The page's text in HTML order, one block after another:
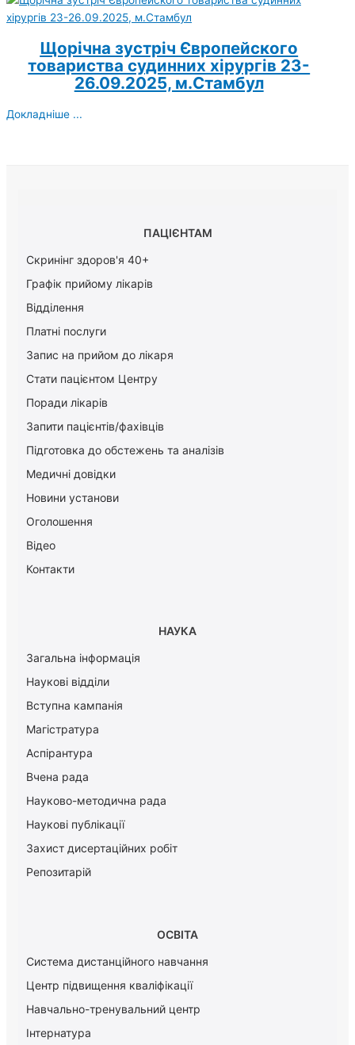
Щорічна зустріч Європейского
товариства судинних хірургів 23-
26.09.2025, м.Стамбул
Докладніше ...
ПАЦІЄНТАМ
Скринінг здоров'я 40+
Графік прийому лікарів
Відділення
Платні послуги
Запис на прийом до лікаря
Стати пацієнтом Центру
Поради лікарів
Запити пацієнтів/фахівців
Підготовка до обстежень та аналізів
Медичні довідки
Новини установи
Оголошення
Відео
Контакти
НАУКА
Загальна інформація
Наукові відділи
Вступна кампанія
Магістратура
Аспірантура
Вчена рада
Науково-методична рада
Наукові публікації
Захист дисертаційних робіт
Репозитарій
ОСВІТА
Система дистанційного навчання
Центр підвищення кваліфікації
Навчально-тренувальний центр
Інтернатура